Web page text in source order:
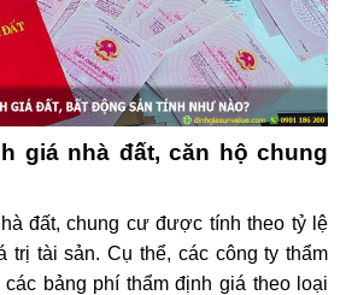
giá nhà đất, căn hộ chung
đất, chung cư được tính theo tỷ lệ
trị tài sản. Cụ thể, các công ty thẩm
bảng phí thẩm định giá theo loại